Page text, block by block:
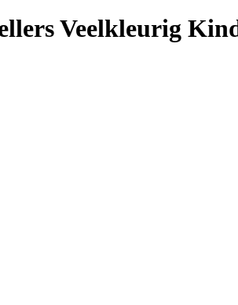
Veelkleurig